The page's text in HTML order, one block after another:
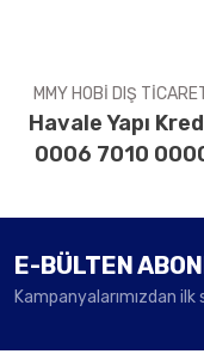
MMY HOBİ DIŞ
Havale Yapı
0006 7010
E-BÜLTEN
Kampanyalarımızdan